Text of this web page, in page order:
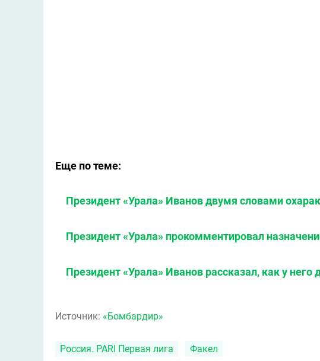
Еще по теме:
Президент «Урала» Иванов двумя словами
Президент «Урала» прокомментировал
Президент «Урала» Иванов рассказал, как у него
Источник: «Бомбардир»
Россия. PARI Первая лига Факел